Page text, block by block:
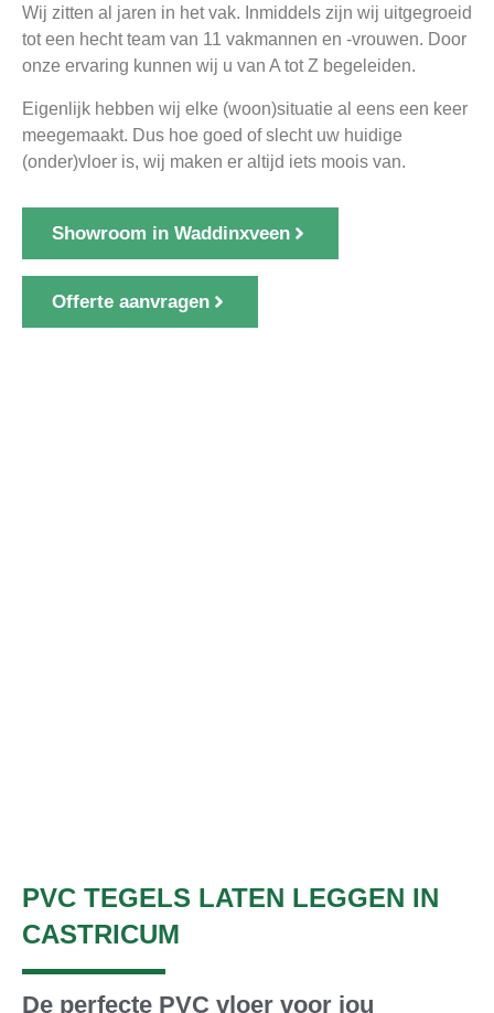
Wij zitten al jaren in het vak. Inmiddels zijn wij uitgegroeid
tot een hecht team van 11 vakmannen en -vrouwen. Door
onze ervaring kunnen wij u van A tot Z begeleiden.
Eigenlijk hebben wij elke (woon)situatie al eens een keer
meegemaakt. Dus hoe goed of slecht uw huidige
(onder)vloer is, wij maken er altijd iets moois van.
Showroom in Waddinxveen
Offerte aanvragen
PVC TEGELS LATEN LEGGEN IN
CASTRICUM
De perfecte PVC vloer voor jou